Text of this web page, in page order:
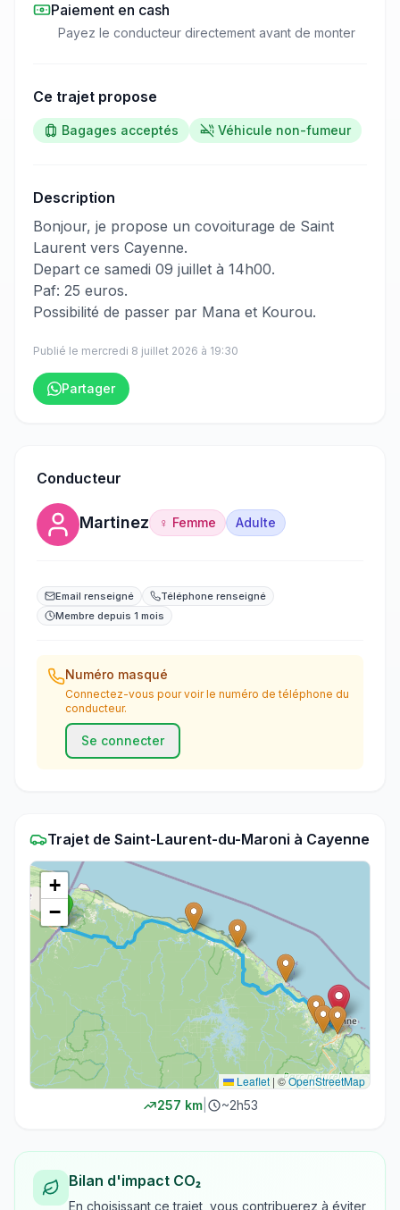
Paiement en cash
Payez le conducteur directement avant de monter
Ce trajet propose
Bagages acceptés Véhicule non-fumeur
Description
​‌​‍​‌‌​​​‌‌​‌‌​‌‌​‌​‌‌‌​​‌​​‌‌​​​‌‌​‌‌​‌‌‌​​‌‌​‌​​‌​‌‌‌​​​‌​​‌‌​‌​​​‌‌​‌​​​​​‌‌​​​​​​‌‌​​​​​​‌‌​​‌‌​‌‌​‌​‌​​‌‌​‌‌​​​‌‌​​​‌‌​​‌‌​​​​​​‌‌​‌​​​‌‌​‌‌‌‌​‌‌‌​‌​​​‌‌‌‌​​‌​​‌‌​​‌​​‌‌​​‌​‌​‌‌‌​‌‌​​‌‌​​‌‌​​‌‌‌‌​​‌‍Bonjour, je propose un covoiturage de Saint
Laurent vers Cayenne.
Depart ce samedi 09 juillet à 14h00.
Paf: 25 euros.
Possibilité de passer par Mana et Kourou.
Publié le mercredi 8 juillet 2026 à 19:30
Partager
Conducteur
Martinez ♀ Femme Adulte
Email renseigné
Téléphone renseigné
Membre depuis 1 mois
Numéro masqué
Connectez-vous pour voir le numéro de téléphone du
conducteur.
Se connecter
Trajet de Saint-Laurent-du-Maroni à Cayenne
+
−
Leaflet | ©OpenStreetMap
257 km| ~2h53
Bilan d'impact CO₂
En choisissant ce trajet, vous contribuerez à éviter